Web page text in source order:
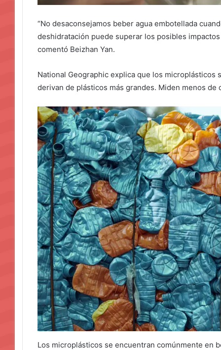
“No desaconsejamos beber agua embotellada
deshidratación puede superar los posibles
comentó Beizhan Yan.
National Geographic explica que los
derivan de plásticos más grandes. Miden menos de
Los microplásticos se encuentran comúnmente en